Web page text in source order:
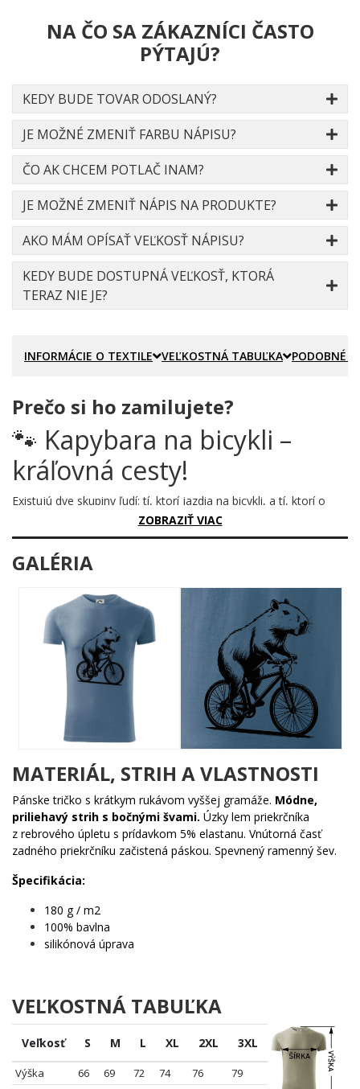
NA ČO SA ZÁKAZNÍCI ČASTO
PÝTAJÚ?
KEDY BUDE TOVAR ODOSLANÝ?
JE MOŽNÉ ZMENIŤ FARBU NÁPISU?
ČO AK CHCEM POTLAČ INAM?
JE MOŽNÉ ZMENIŤ NÁPIS NA PRODUKTE?
AKO MÁM OPÍSAŤ VEĽKOSŤ NÁPISU?
KEDY BUDE DOSTUPNÁ VEĽKOSŤ, KTORÁ
TERAZ NIE JE?
INFORMÁCIE O TEXTILE VEĽKOSTNÁ TABUĽKA PODOBNÉ
Prečo si ho zamilujete?
🐾 Kapybara na bicykli –
kráľovná cesty!
Existujú dve skupiny ľudí: tí, ktorí jazdia na bicykli, a tí, ktorí o
tom len hovoria. Kapybara? Tá nepatrí ani do jednej. Ona
jednoducho šliape, hľadí vpred a nepotrebuje váš obdiv. A práve
to ju robí neodolateľnou.
Prečo je tento motív úžasný?
Čiernobiela ilustrácia v štýle jemného ryteckého kreslenia
zachytáva kapybaru v plnej jazdeckej sláve – pevne drží riadidlá,
telo má mierne predklonené a výraz tváre prezrádza absolútny
pokoj. Žiadna panika, žiadny stres. Len čistá, nenápadná
dominancia na dvojkolesovom stroji. Detailné šrafovanie
dodáva motívu hĺbku a nadčasový charakter, ktorý nikdy nevyjde
Komu urobí radosť?
🐾 Milovníkom kapybár, ktorí vedia, že táto roztomilá
obluda je tajným vládcom internetu
🔥 Cyklistom s humorom, ktorí berú pedálovanie vážne,
ale seba nie príliš
💡 Ľuďom, čo hľadajú darček, ktorý vyvolá úsmev aj u
tých najnáročnejších
🌟 Každému, kto chce vyniknúť originálnym motívom bez
Kapybara nečaká na ideálny moment – nasadne a jazdí. Urob to
isté. Pridaj do košíka a nechaj tento motív hovoriť za teba! ✨
ZOBRAZIŤ VIAC
GALÉRIA
MATERIÁL, STRIH A VLASTNOSTI
Pánske tričko s krátkym rukávom vyššej gramáže. Módne,
priliehavý strih s bočnými švami. Úzky lem priekrčníka
z rebrového úpletu s prídavkom 5% elastanu. Vnútorná časť
zadného priekrčníku začistená páskou. Spevnený ramenný šev.
Špecifikácia:
180 g / m2
100% bavlna
silikónová úprava
VEĽKOSTNÁ TABUĽKA
Veľkosť S M L XL 2XL 3XL
Výška 66 69 72 74 76
79